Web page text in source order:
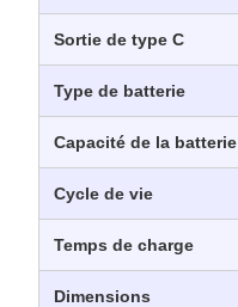
Sortie de type C
Type de batterie
Capacité de la batterie
Cycle de vie
Temps de charge
Dimensions